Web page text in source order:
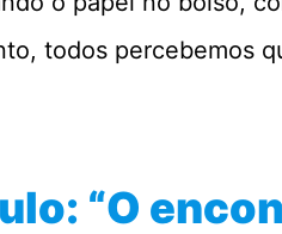
todos percebemos
“O